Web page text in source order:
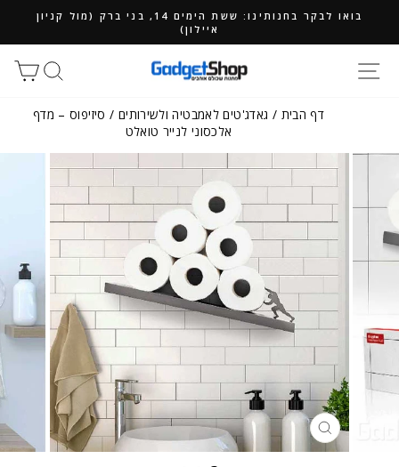
בואו לבקר בחנותינו: ששת הימים 14, בני ברק (מול קניון
איילון)
חיפוש
דף הבית / גאדג'טים לאמבטיה ולשירותים /סיזיפוס – מדף
אלכסוני לנייר טואלט
סגירה